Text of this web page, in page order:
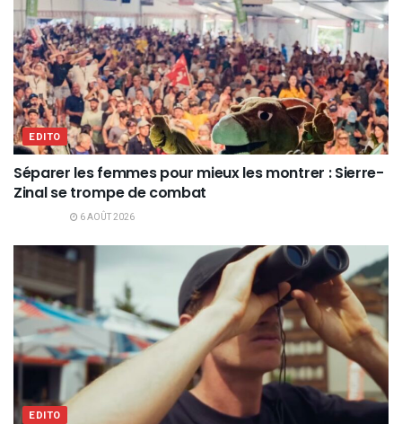
EDITO
Séparer les femmes pour mieux les montrer : Sierre-
Zinal se trompe de combat
6 AOÛT 2026
EDITO